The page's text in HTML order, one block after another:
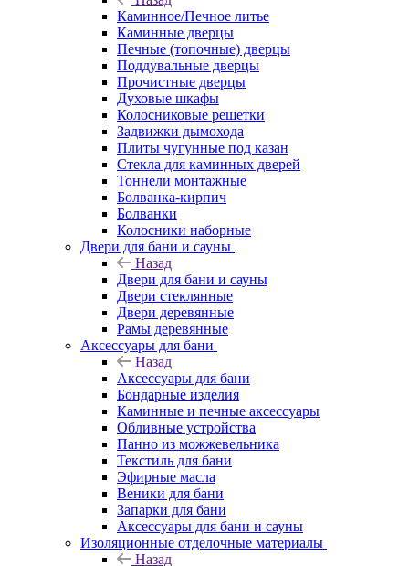
Каминное/Печное литье
Каминные дверцы
Печные (топочные) дверцы
Поддувальные дверцы
Прочистные дверцы
Духовые шкафы
Колосниковые решетки
Задвижки дымохода
Плиты чугунные под казан
Стекла для каминных дверей
Тоннели монтажные
Болванка-кирпич
Болванки
Колосники наборные
Двери для бани и сауны
Назад
Двери для бани и сауны
Двери стеклянные
Двери деревянные
Рамы деревянные
Аксессуары для бани
Назад
Аксессуары для бани
Бондарные изделия
Каминные и печные аксессуары
Обливные устройства
Панно из можжевельника
Текстиль для бани
Эфирные масла
Веники для бани
Запарки для бани
Аксессуары для бани и сауны
Изоляционные отделочные материалы
Назад